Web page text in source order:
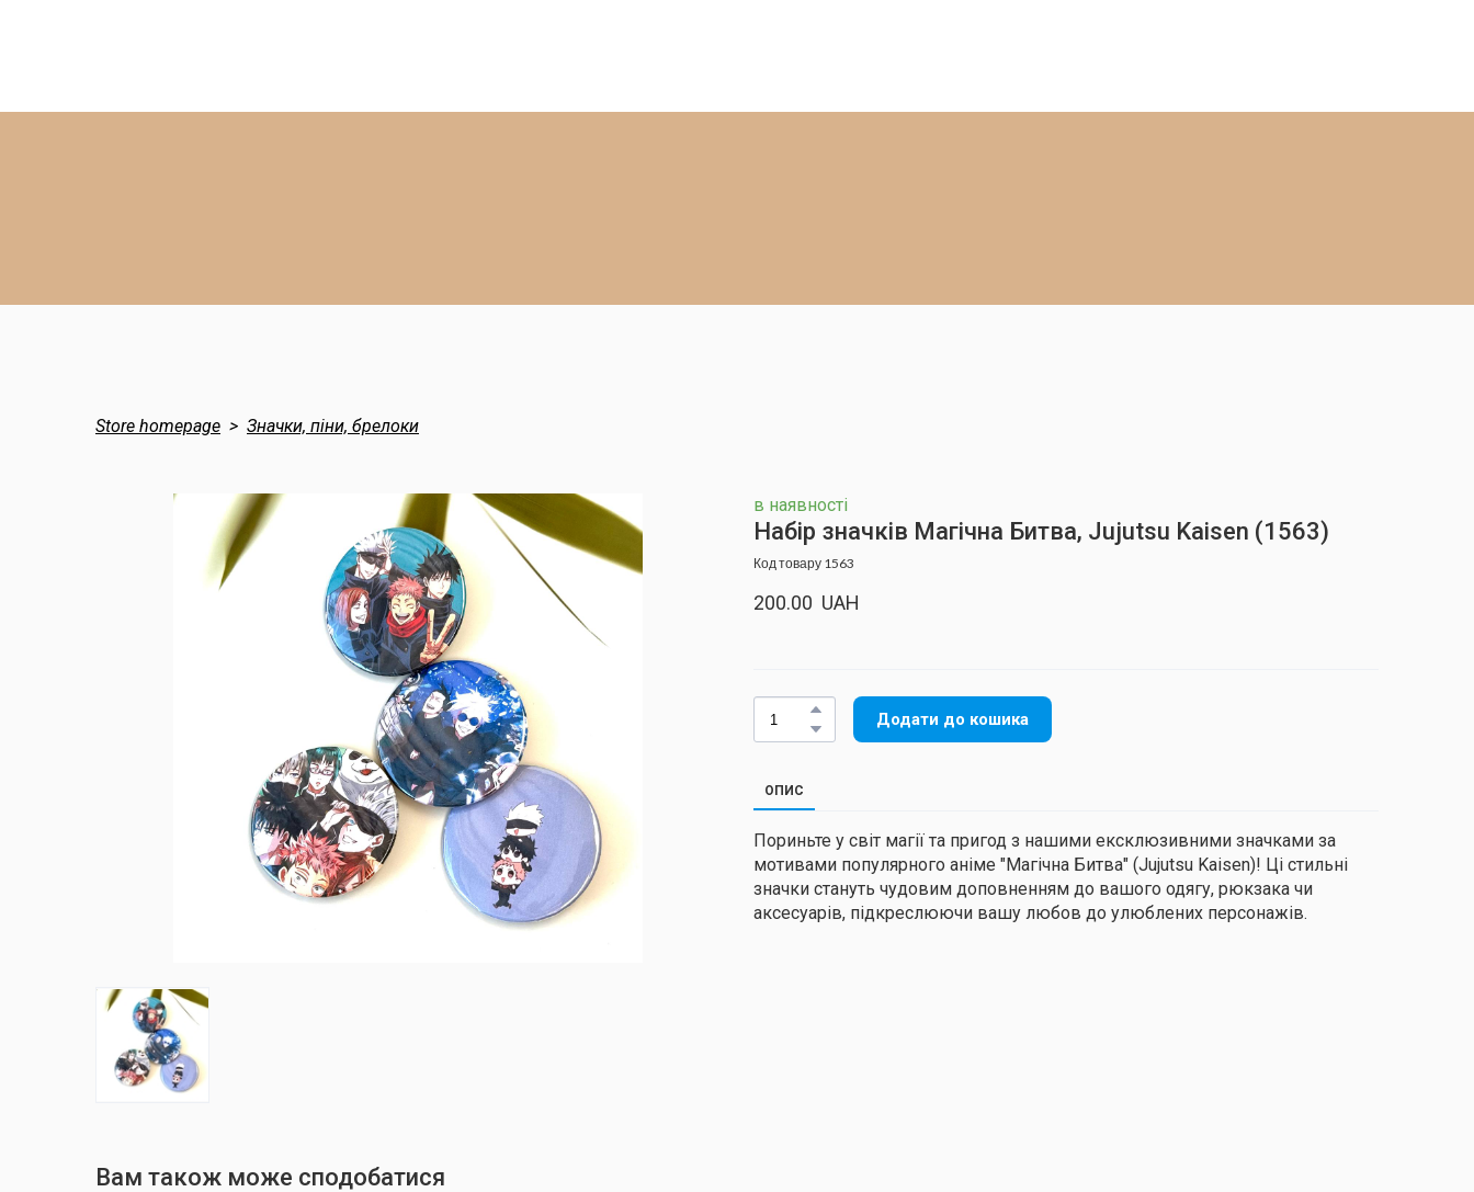
Store homepage Значки, піни, брелоки
в наявності
Набір значків Магічна Битва, Jujutsu Kaisen (1563)
Код товару 1563
200.00  UAH
Додати до кошика
ОПИС
Пориньте у світ магії та пригод з нашими ексклюзивними значками за
мотивами популярного аніме "Магічна Битва" (Jujutsu Kaisen)! Ці стильні
значки стануть чудовим доповненням до вашого одягу, рюкзака чи
аксесуарів, підкреслюючи вашу любов до улюблених персонажів.
Вам також може сподобатися